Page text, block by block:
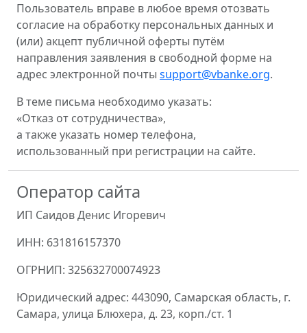
Пользователь вправе в любое время отозвать
согласие на обработку персональных данных и
(или) акцепт публичной оферты путём
направления заявления в свободной форме на
адрес электронной почты support@vbanke.org.
В теме письма необходимо указать:
«Отказ от сотрудничества»,
а также указать номер телефона,
использованный при регистрации на сайте.
Оператор сайта
ИП Саидов Денис Игоревич
ИНН: 631816157370
ОГРНИП: 325632700074923
Юридический адрес: 443090, Самарская область, г.
Самара, улица Блюхера, д. 23, корп./ст. 1